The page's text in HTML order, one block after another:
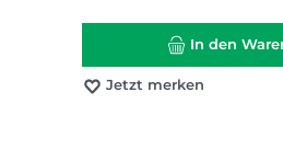
In den
Jetzt merken